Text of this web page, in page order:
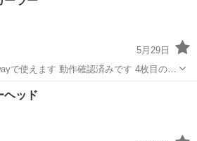
5月29日
えます 動作確認済みです 4枚目のよ
題ないかと思います 自宅付近まで
ります◎
美容家電
ヘッド